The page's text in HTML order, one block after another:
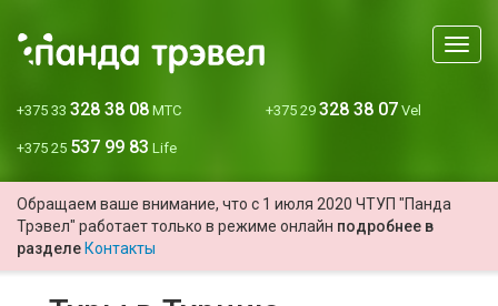
Меню
+375 33 328 38 08 МТС +375 29 328 38 07 Vel
+375 25 537 99 83 Life
Обращаем ваше внимание, что с 1 июля 2020 ЧТУП "Панда
Трэвел" работает только в режиме онлайн подробнее в
разделе Контакты